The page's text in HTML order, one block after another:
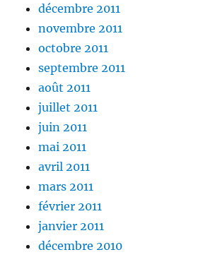
décembre 2011
novembre 2011
octobre 2011
septembre 2011
août 2011
juillet 2011
juin 2011
mai 2011
avril 2011
mars 2011
février 2011
janvier 2011
décembre 2010